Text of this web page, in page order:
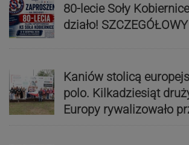
80-lecie Soły
działo!
Kaniów stolicą
polo. Kilkadziesiąt
Europy rywalizowało